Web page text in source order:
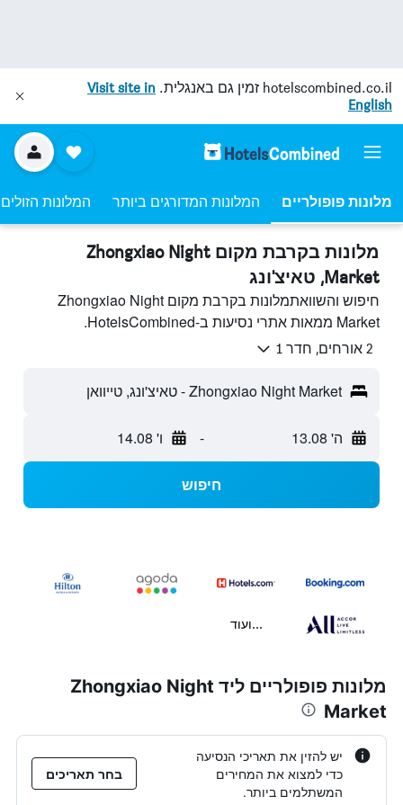
hotelscombined.co.il זמין גם באנגלית. Visit site in
English
מלונות פופולריים המלונות המדורגים ביותר המלונות
מלונות בקרבת מקום Zhongxiao Night
Market, טאיצ'ונג
חיפוש והשוואתמלונות בקרבת מקום Zhongxiao Night
Market ממאות אתרי נסיעות ב-HotelsCombined.
2 אורחים, חדר 1
Zhongxiao Night Market - טאיצ'ונג, טייוואן
ה' 13.08 - ו' 14.08
חיפוש
...ועוד
מלונות פופולריים ליד Zhongxiao Night
Market
יש להזין את תאריכי הנסיעה
כדי למצוא את המחירים
המשתלמים ביותר.
בחר תאריכים